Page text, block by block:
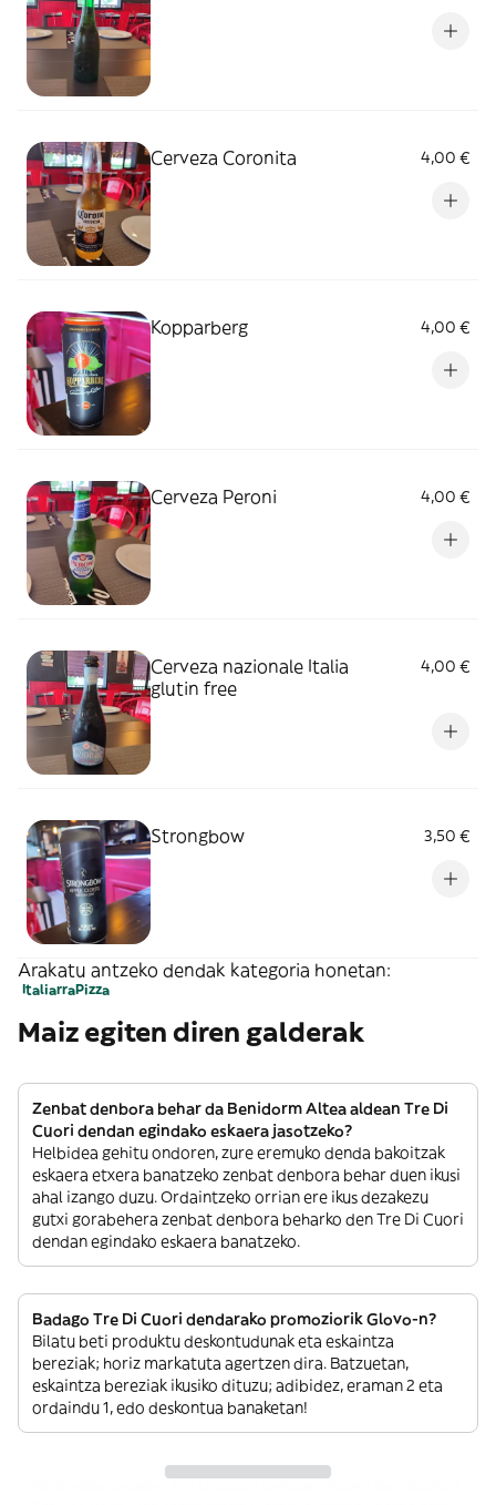
Cerveza Coronita 4,00 €
Kopparberg 4,00 €
Cerveza Peroni 4,00 €
Cerveza nazionale Italia
glutin free
4,00 €
Strongbow 3,50 €
Arakatu antzeko dendak kategoria honetan:
ItaliarraPizza
Maiz egiten diren galderak
Zenbat denbora behar da Benidorm Altea aldean Tre Di
Cuori dendan egindako eskaera jasotzeko?
Helbidea gehitu ondoren, zure eremuko denda bakoitzak
eskaera etxera banatzeko zenbat denbora behar duen ikusi
ahal izango duzu. Ordaintzeko orrian ere ikus dezakezu
gutxi gorabehera zenbat denbora beharko den Tre Di Cuori
dendan egindako eskaera banatzeko.
Badago Tre Di Cuori dendarako promoziorik Glovo-n?
Bilatu beti produktu deskontudunak eta eskaintza
bereziak; horiz markatuta agertzen dira. Batzuetan,
eskaintza bereziak ikusiko dituzu; adibidez, eraman 2 eta
ordaindu 1, edo deskontua banaketan!
Noiz eska dezaket Tre Di Cuori dendan etxera banatzeko?